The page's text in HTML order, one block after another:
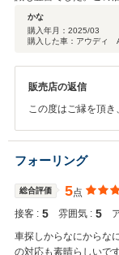
かな
購入年月： 2025/03
購入した車：アウディ
販売店の返信
この度はご縁を頂
い致します。
フォーリング
総合評価 5点
接客 : 5 雰囲気 : 5
車探しからなにからな
の対応も素晴らしいで